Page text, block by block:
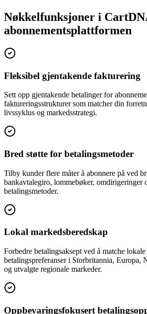
Nøkkelfunksjoner i
abonnementsplattformen
Fleksibel gjentakende fakturering
Sett opp gjentakende betalinger for
faktureringsstrukturer som matcher din
livssyklus og markedsstrategi.
Bred støtte for betalingsmetoder
Tilby kunder flere måter å abonnere på ved
bankavtalegiro, lommebøker, omdirigeringer
betalingsmetoder.
Lokal markedsberedskap
Forbedre betalingsaksept ved å matche
betalingspreferanser i Storbritannia, Europa,
og utvalgte regionale markeder.
Oppbevaringsfokusert